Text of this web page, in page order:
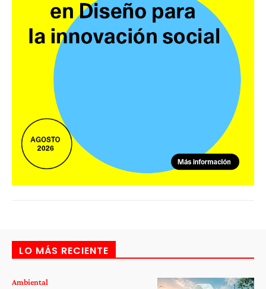
LO MÁS RECIENTE
Ambiental